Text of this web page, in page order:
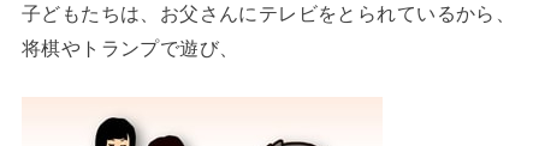
子どもたちは、お父さんにテレビをとられているから、
将棋やトランプで遊び、